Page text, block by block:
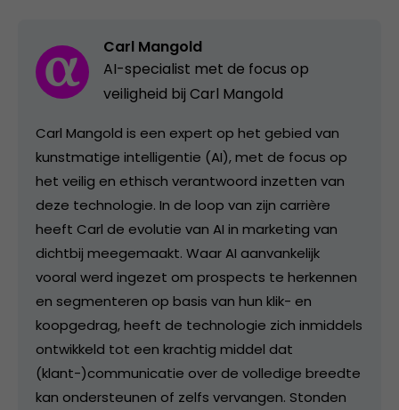
Carl Mangold
AI-specialist met de focus op
veiligheid bij Carl Mangold
Carl Mangold is een expert op het gebied van
kunstmatige intelligentie (AI), met de focus op
het veilig en ethisch verantwoord inzetten van
deze technologie. In de loop van zijn carrière
heeft Carl de evolutie van AI in marketing van
dichtbij meegemaakt. Waar AI aanvankelijk
vooral werd ingezet om prospects te herkennen
en segmenteren op basis van hun klik- en
koopgedrag, heeft de technologie zich inmiddels
ontwikkeld tot een krachtig middel dat
(klant-)communicatie over de volledige breedte
kan ondersteunen of zelfs vervangen. Stonden